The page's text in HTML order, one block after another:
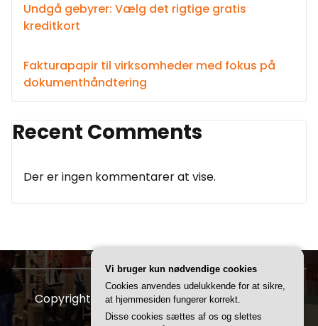
Undgå gebyrer: Vælg det rigtige gratis
kreditkort
Fakturapapir til virksomheder med fokus på
dokumenthåndtering
Recent Comments
Der er ingen kommentarer at vise.
Copyright © 2026 FDBR | Powered by
Vi bruger kun nødvendige cookies
Cookies anvendes udelukkende for at sikre,
at hjemmesiden fungerer korrekt.
Disse cookies sættes af os og slettes